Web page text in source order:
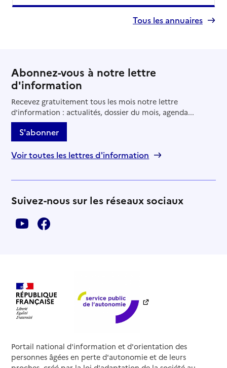
Tous les annuaires
Abonnez-vous à notre lettre
d'information
Recevez gratuitement tous les mois notre lettre
d'information : actualités, dossier du mois, agenda...
S'abonner
Voir toutes les lettres d'information
Suivez-nous sur les réseaux sociaux
Portail national d'information et d'orientation des
personnes âgées en perte d'autonomie et de leurs